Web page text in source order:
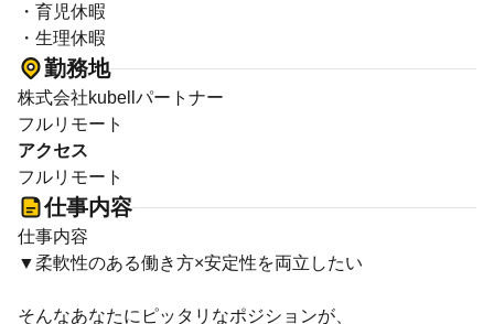
・育児休暇
・生理休暇
勤務地
株式会社kubellパートナー
フルリモート
アクセス
フルリモート
仕事内容
仕事内容
▼柔軟性のある働き方×安定性を両立したい
そんなあなたにピッタリなポジションが、